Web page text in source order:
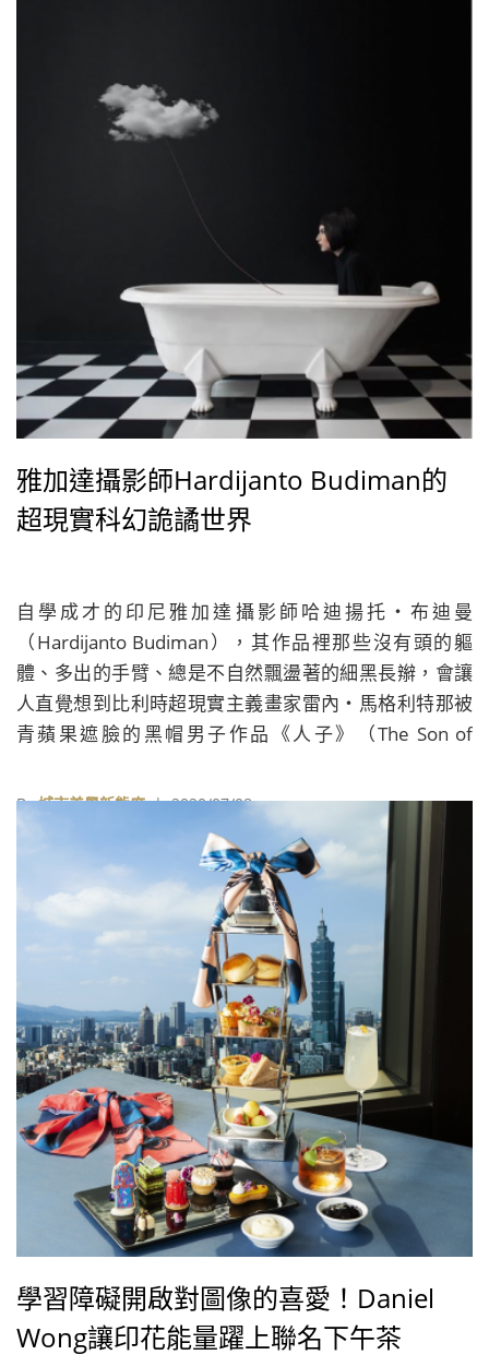
表徵，這其中的超現實感便鋒芒銳利地透出畫紙，驚醒
毫無防備的觀者。
雅加達攝影師Hardijanto Budiman的
超現實科幻詭譎世界
自學成才的印尼雅加達攝影師哈迪揚托‧布迪曼
（Hardijanto Budiman），其作品裡那些沒有頭的軀
體、多出的手臂、總是不自然飄盪著的細黑長辮，會讓
人直覺想到比利時超現實主義畫家雷內‧馬格利特那被
青蘋果遮臉的黑帽男子作品《人子》（The Son of
By城市美學新態度| 2020/07/08
學習障礙開啟對圖像的喜愛！Daniel
Wong讓印花能量躍上聯名下午茶